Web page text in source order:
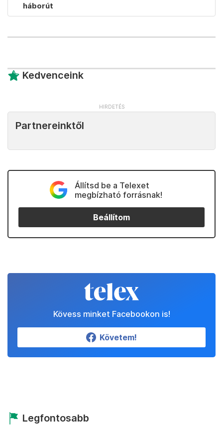
háborút
Kedvenceink
Partnereinktől
Állítsd be a Telexet
megbízható forrásnak!
Beállítom
Kövess minket Facebookon is!
Követem!
Legfontosabb